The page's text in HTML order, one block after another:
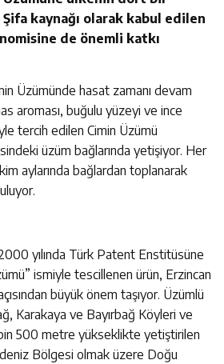
kaynağı olarak kabul edilen
de önemli katkı
Üzümünde hasat zamanı devam
aroması, buğulu yüzeyi ve ince
tercih edilen Cimin Üzümü
üzüm bağlarında yetişiyor. Her
aylarında bağlardan toplanarak
yılında Türk Patent Enstitüsüne
ismiyle tescillenen ürün, Erzincan
büyük önem taşıyor. Üzümlü
Karakaya ve Bayırbağ Köyleri ve
500 metre yükseklikte yetiştirilen
Bölgesi olmak üzere Doğu